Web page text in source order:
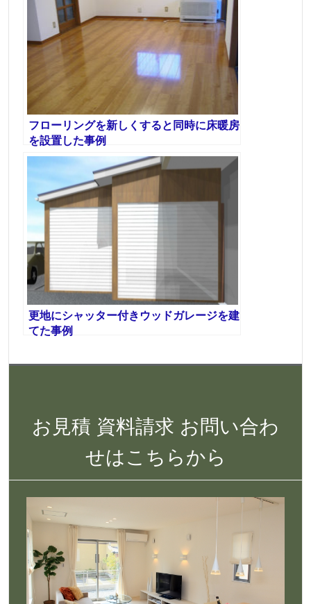
フローリングを新しくすると同時に床暖房
を設置した事例
更地にシャッター付きウッドガレージを建
てた事例
お見積 資料請求 お問い合わ
せはこちらから